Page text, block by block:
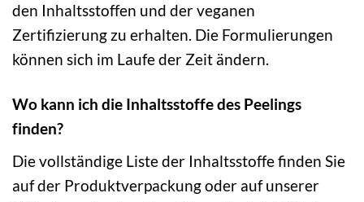
den Inhaltsstoffen und der veganen
Zertifizierung zu erhalten. Die Formulierungen
können sich im Laufe der Zeit ändern.
Wo kann ich die Inhaltsstoffe des Peelings
finden?
Die vollständige Liste der Inhaltsstoffe finden Sie
auf der Produktverpackung oder auf unserer